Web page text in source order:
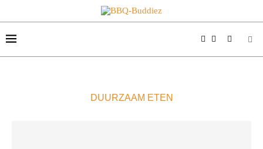
DUURZAAM ETEN